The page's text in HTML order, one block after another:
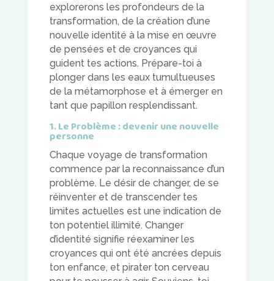
explorerons les profondeurs de la
transformation, de la création d’une
nouvelle identité à la mise en œuvre
de pensées et de croyances qui
guident tes actions. Prépare-toi à
plonger dans les eaux tumultueuses
de la métamorphose et à émerger en
tant que papillon resplendissant.
1. Le Problème : devenir une nouvelle
personne
Chaque voyage de transformation
commence par la reconnaissance d’un
problème. Le désir de changer, de se
réinventer et de transcender tes
limites actuelles est une indication de
ton potentiel illimité. Changer
d’identité signifie réexaminer les
croyances qui ont été ancrées depuis
ton enfance, et pirater ton cerveau